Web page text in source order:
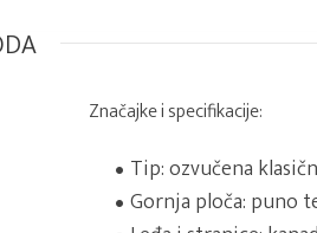
Značajke i specifikacije:
Tip: ozvučena
Gornja ploča: puno